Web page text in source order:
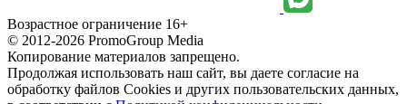
Возрастное ограничение 16+
© 2012-2026 PromoGroup Media
Копирование материалов запрещено.
Продолжая использовать наш сайт, вы даете согласие на
обработку файлов Cookies и других пользовательских данных,